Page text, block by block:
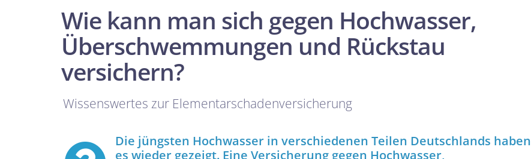
Wie kann man sich gegen Hochwasser,
Überschwemmungen und Rückstau
versichern?
Wissenswertes zur Elementarschadenversicherung
Die jüngsten Hochwasser in verschiedenen Teilen Deutschlands haben
es wieder gezeigt. Eine Versicherung gegen Hochwasser,